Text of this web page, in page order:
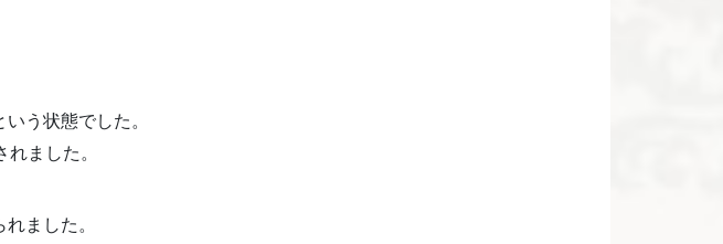
う状態でした。
ました。
ました。